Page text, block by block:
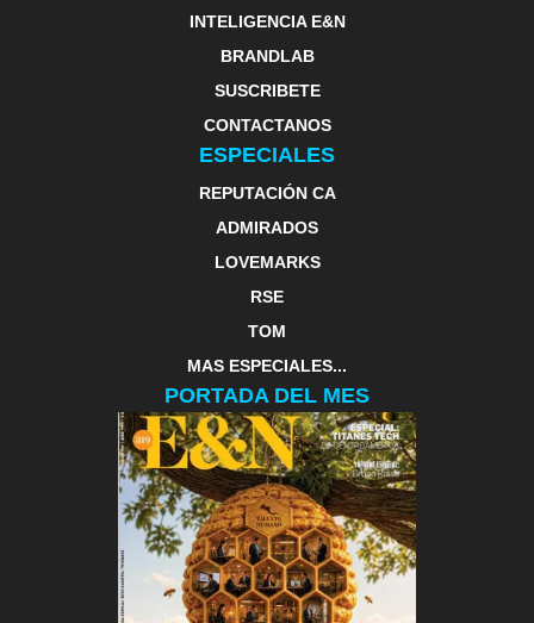
INTELIGENCIA E&N
BRANDLAB
SUSCRIBETE
CONTACTANOS
ESPECIALES
REPUTACIÓN CA
ADMIRADOS
LOVEMARKS
RSE
TOM
MAS ESPECIALES...
PORTADA DEL MES